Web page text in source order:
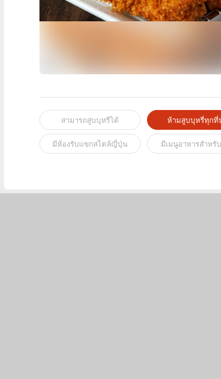
สามารถสูบบุหรีได้ ห้ามสูบบุหรี่ทุกที่
มีห้องรับแขกสไตล์ญี่ปุ่น มีเมนูอาหารสำหรั